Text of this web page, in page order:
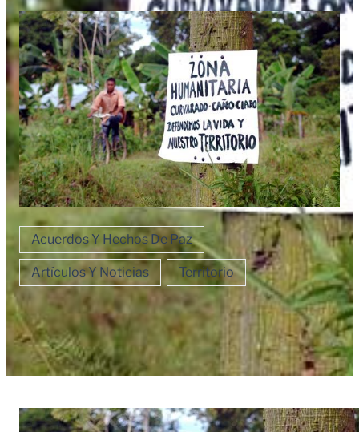
Acuerdos Y Hechos De Paz
Artículos Y Noticias Territorio